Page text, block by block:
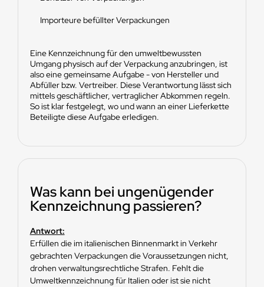
Importeure befüllter Verpackungen
Eine Kennzeichnung für den umweltbewussten
Umgang physisch auf der Verpackung anzubringen, ist
also eine gemeinsame Aufgabe - von Hersteller und
Abfüller bzw. Vertreiber. Diese Verantwortung lässt sich
mittels geschäftlicher, vertraglicher Abkommen regeln.
So ist klar festgelegt, wo und wann an einer Lieferkette
Beteiligte diese Aufgabe erledigen.
Was kann bei ungenügender
Kennzeichnung passieren?
Antwort:
Erfüllen die im italienischen Binnenmarkt in Verkehr
gebrachten Verpackungen die Voraussetzungen nicht,
drohen verwaltungsrechtliche Strafen. Fehlt die
Umweltkennzeichnung für Italien oder ist sie nicht